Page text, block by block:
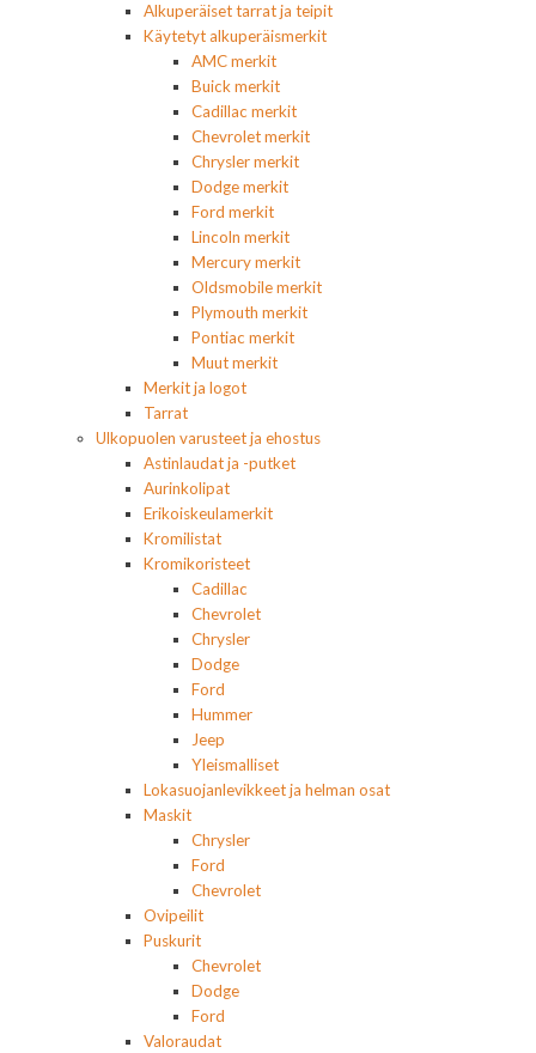
Alkuperäiset tarrat ja teipit
Käytetyt alkuperäismerkit
AMC merkit
Buick merkit
Cadillac merkit
Chevrolet merkit
Chrysler merkit
Dodge merkit
Ford merkit
Lincoln merkit
Mercury merkit
Oldsmobile merkit
Plymouth merkit
Pontiac merkit
Muut merkit
Merkit ja logot
Tarrat
Ulkopuolen varusteet ja ehostus
Astinlaudat ja -putket
Aurinkolipat
Erikoiskeulamerkit
Kromilistat
Kromikoristeet
Cadillac
Chevrolet
Chrysler
Dodge
Ford
Hummer
Jeep
Yleismalliset
Lokasuojanlevikkeet ja helman osat
Maskit
Chrysler
Ford
Chevrolet
Ovipeilit
Puskurit
Chevrolet
Dodge
Ford
Valoraudat